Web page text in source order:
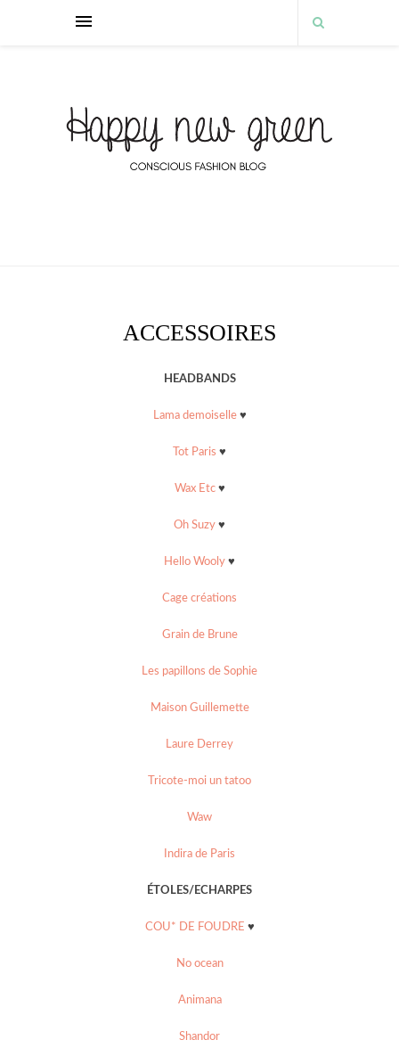
ACCESSOIRES
HEADBANDS
Lama demoiselle♥
Tot Paris ♥
Wax Etc♥
Oh Suzy ♥
Hello Wooly ♥
Cage créations
Grain de Brune
Les papillons de Sophie
Maison Guillemette
Laure Derrey
Tricote-moi un tatoo
Waw
Indira de Paris
ÉTOLES/ECHARPES
COU* DE FOUDRE ♥
No ocean
Animana
Shandor